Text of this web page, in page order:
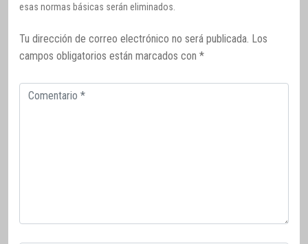
esas normas básicas serán eliminados.
Tu dirección de correo electrónico no será publicada. Los
campos obligatorios están marcados con *
Comentario